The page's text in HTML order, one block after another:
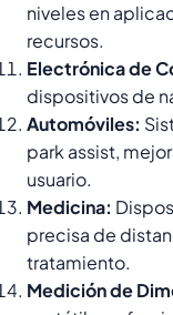
niveles en
recursos.
Electrónica de
dispositivos de
Automóviles:
park assist,
usuario.
Medicina:
precisa de
tratamiento.
Medición de